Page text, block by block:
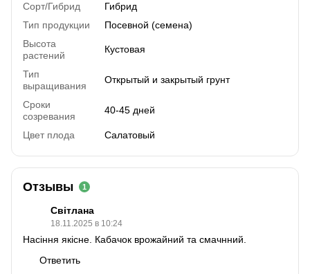
Сорт/Гибрид
Гибрид
Тип продукции
Посевной (семена)
Высота
растений
Кустовая
Тип
выращивания
Открытый и закрытый грунт
Сроки
созревания
40-45 дней
Цвет плода Салатовый
Отзывы 1
Світлана
18.11.2025 в 10:24
Насіння якісне. Кабачок врожайний та смачнний.
Ответить